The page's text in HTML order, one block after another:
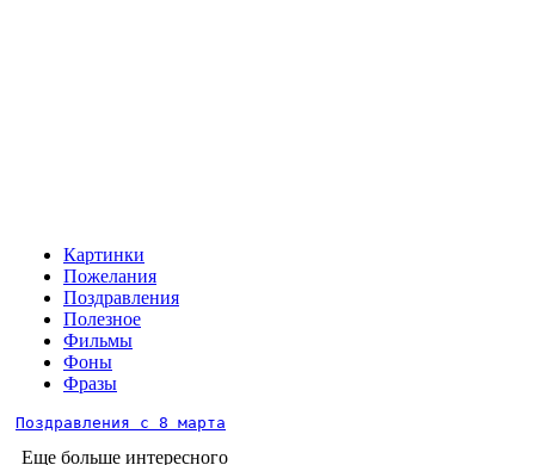
Картинки
Пожелания
Поздравления
Полезное
Фильмы
Фоны
Фразы
Поздравления с 8 марта
Еще больше интересного